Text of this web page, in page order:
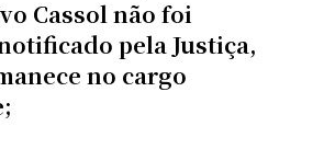
Cassol não foi
pela Justiça,
no cargo